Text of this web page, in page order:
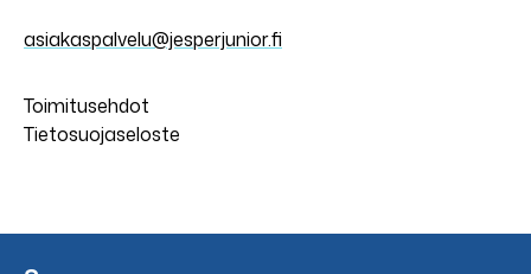
asiakaspalvelu@jesperjunior.fi
Toimitusehdot
Tietosuojaseloste